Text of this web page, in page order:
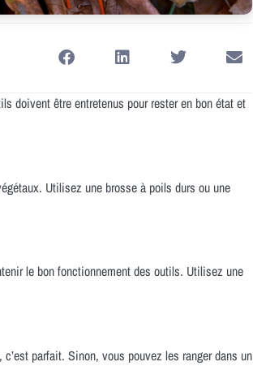
doivent être entretenus pour rester en bon état et
Utilisez une brosse à poils durs ou une
le bon fonctionnement des outils. Utilisez une
parfait. Sinon, vous pouvez les ranger dans un